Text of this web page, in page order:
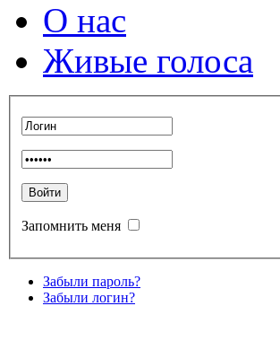
О нас
Живые голоса
Запомнить меня
Забыли пароль?
Забыли логин?